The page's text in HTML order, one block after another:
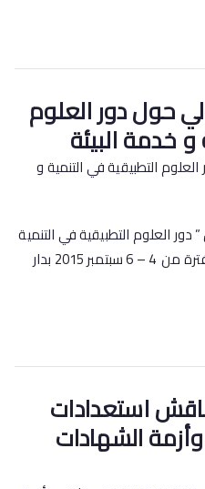
حول دور العلوم
و خدمة البيئة
العلوم التطبيقية في التنمية
و خدمة البيئة ” والذى يعقد فى الفترة من 4 – 6 سبتمبر 2015 بدار
استعدادات
وأزمة الشهادات